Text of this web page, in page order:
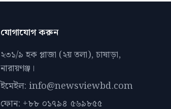
যোগাযোগ করুন
২৩১/৯ হক প্লাজা (২য় তলা), চাষাড়া,
নারায়ণঞ্জ।
ইমেইল: info@newsviewbd.com
ফোন: +৮৮ ০১৭৯৪ ৫৬৯৮৫৫